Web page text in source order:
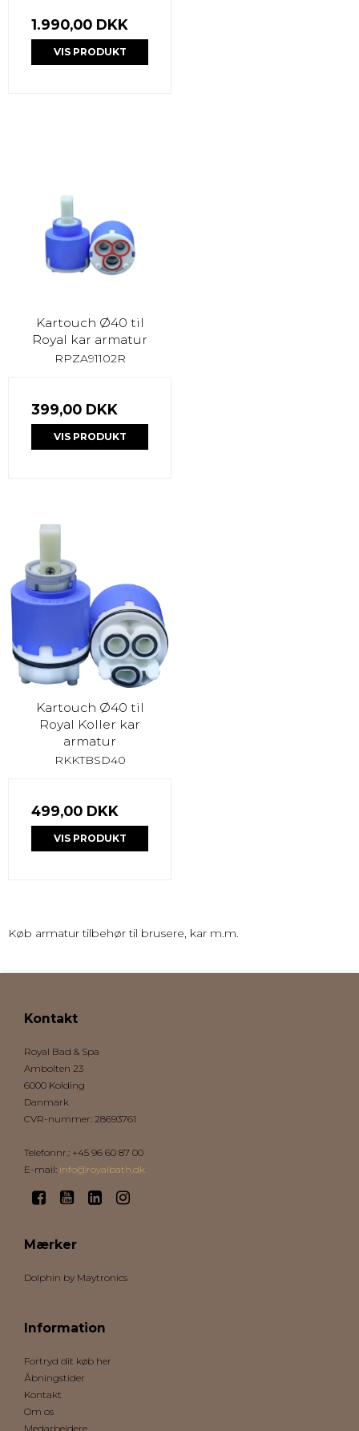
1.990,00 DKK
VIS PRODUKT
Kartouch Ø40 til
Royal kar armatur
RPZA91102R
399,00 DKK
VIS PRODUKT
Kartouch Ø40 til
Royal Koller kar
armatur
RKKTBSD40
499,00 DKK
VIS PRODUKT
Køb armatur tilbehør til brusere, kar m.m.
Kontakt
Royal Bad & Spa
Ambolten 23
6000 Kolding
Danmark
CVR-nummer: 28693761
Telefonnr.: +45 96 60 87 00
E-mail: info@royalbath.dk
Mærker
Dolphin by Maytronics
Information
Fortryd dit køb her
Åbningstider
Kontakt
Om os
Medarbejdere